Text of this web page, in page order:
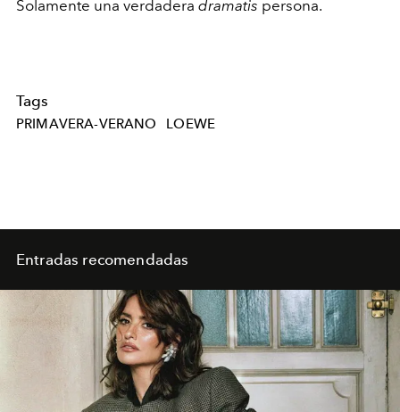
Solamente una verdadera dramatis persona.
Tags
PRIMAVERA-VERANO LOEWE
Entradas recomendadas